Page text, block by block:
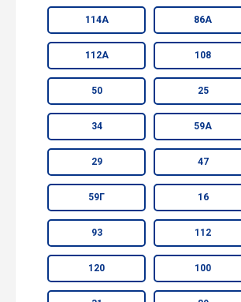
114А 86А
112А 108
50 25
34 59А
29 47
59Г 16
93 112
120 100